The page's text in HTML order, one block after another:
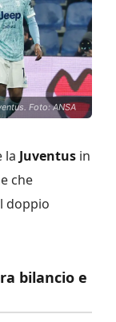
Foto: ANSA
la Juventus in
che
doppio
bilancio e